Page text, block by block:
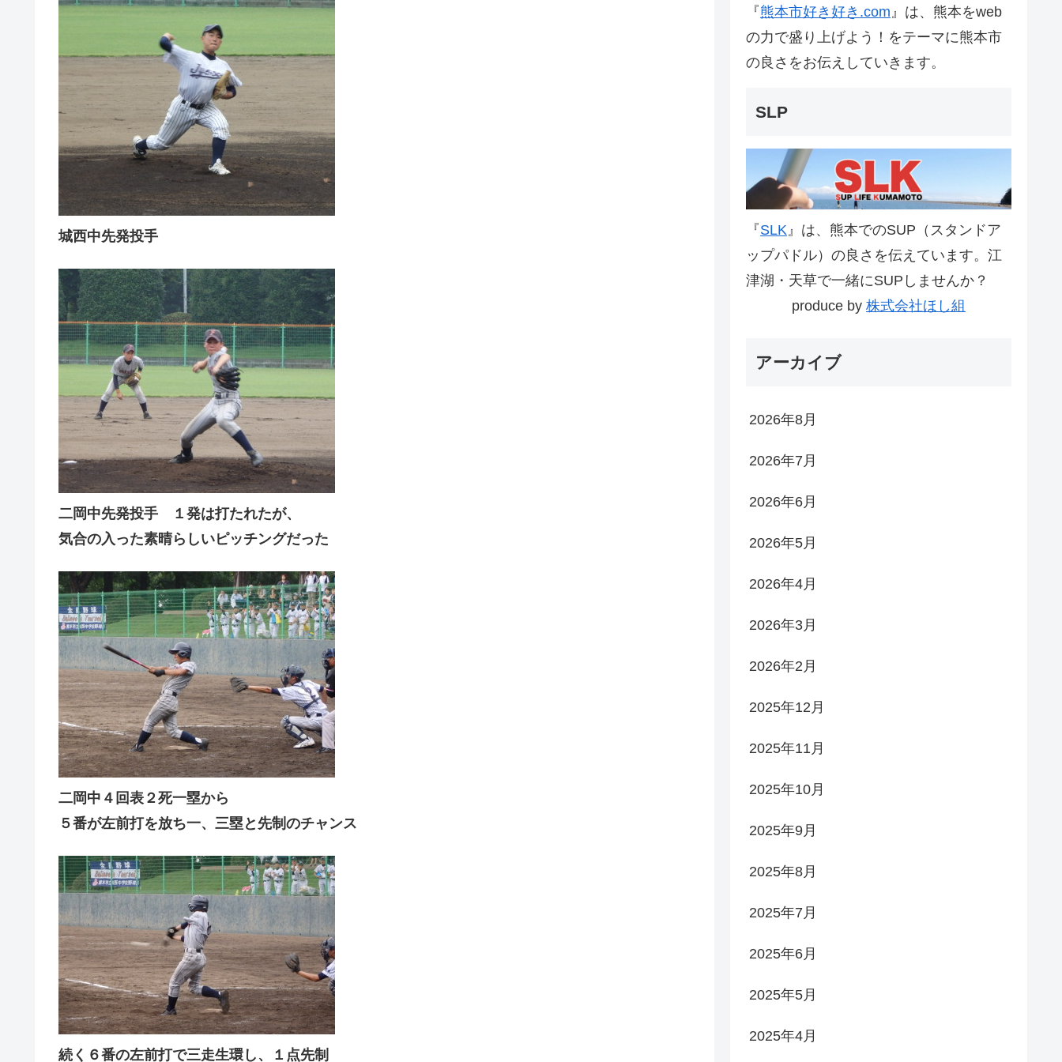
城西中先発投手
二岡中先発投手 １発は打たれたが、
気合の入った素晴らしいピッチングだった
二岡中４回表２死一塁から
５番が左前打を放ち一、三塁と先制のチャンス
続く６番の左前打で三走生環し、１点先制
『熊本市好き好き.com 』は、熊本をweb
の力で盛り上げよう！をテーマに熊本市
の良さをお伝えしていきます。
SLP
『SLK 』は、熊本でのSUP（スタンドア
ップパドル）の良さを伝えています。江
津湖・天草で一緒にSUPしませんか？
produce by 株式会社ほし組
アーカイブ
2026年8月
2026年7月
2026年6月
2026年5月
2026年4月
2026年3月
2026年2月
2025年12月
2025年11月
2025年10月
2025年9月
2025年8月
2025年7月
2025年6月
2025年5月
2025年4月